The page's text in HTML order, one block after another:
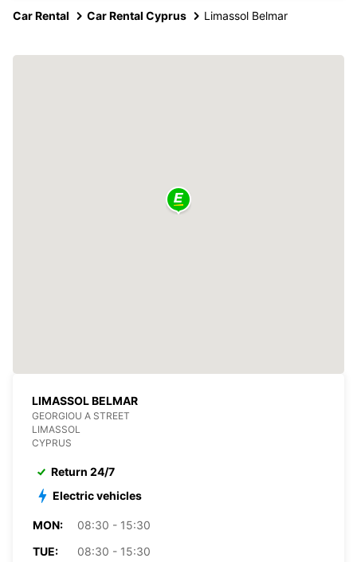
Car Rental Car Rental Cyprus Limassol Belmar
LIMASSOL BELMAR
GEORGIOU A STREET
LIMASSOL
CYPRUS
Return 24/7
Electric vehicles
MON:
08:30 - 15:30
TUE:
08:30 - 15:30